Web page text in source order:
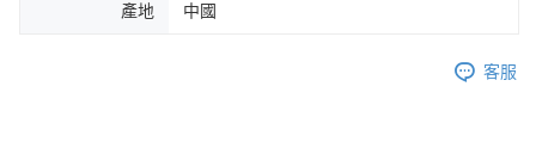
產地 中國
客服